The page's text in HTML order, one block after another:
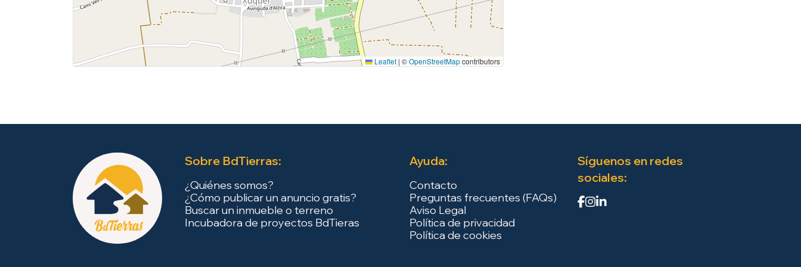
Leaflet | ©OpenStreetMapcontributors
Sobre BdTierras:
¿Quiénes somos?
¿Cómo publicar un anuncio gratis?
Buscar un inmueble o terreno
Incubadora de proyectos BdTieras
Ayuda:
Contacto
Preguntas frecuentes (FAQs)
Aviso Legal
Política de privacidad
Política de cookies
Síguenos en redes
sociales: